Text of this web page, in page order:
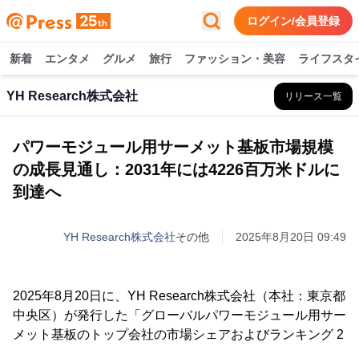
ログイン/会員登録
新着 エンタメ グルメ 旅行 ファッション・美容 ライフスタ
YH Research株式会社 リリース一覧
パワーモジュール用サーメット基板市場規模
の成長見通し：2031年には4226百万米ドルに
到達へ
YH Research株式会社その他 2025年8月20日 09:49
2025年8月20日に、YH Research株式会社（本社：東京都
中央区）が発行した「グローバルパワーモジュール用サー
メット基板のトップ会社の市場シェアおよびランキング 2